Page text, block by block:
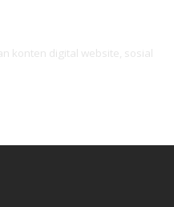
konten digital website, sosial